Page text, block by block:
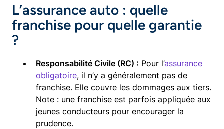
L’assurance auto : quelle
franchise pour quelle garantie
?
Responsabilité Civile (RC) : Pour l’assurance
obligatoire, il n’y a généralement pas de
franchise. Elle couvre les dommages aux tiers.
Note : une franchise est parfois appliquée aux
jeunes conducteurs pour encourager la
prudence.